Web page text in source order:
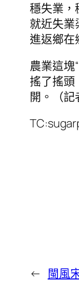
穩失業，
就近失業
進返鄉在
農業這塊
搖了搖頭
開。（記
← 閩風